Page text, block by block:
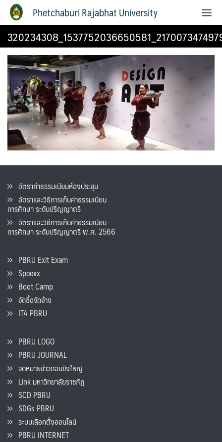
Phetchaburi Rajabhat University
อัตราค่าธรรมเนียมห้องประชุม
อัตราและวิธีการเก็บค่าธรรมเนียน
การศึกษา ระดับปริญญาตรี
อัตราและวิธีการเก็บค่าธรรมเนียน
การศึกษา ระดับปริญญาตรี พ.ศ. 2566
PBRU Exit Exam
Speexx
Boot Camp
จัดซื้อจัดจ้าง
ITA PBRU
PBRU LOGO
PBRU JOURNAL
จดหมายข่าวดอนขังใหญ่
Link มหาวิทยาลัยราชภัฏ
SCD PBRU
SDGs PBRU
ระบบเลือกตั้งออนไลน์
PBRU INTERNET